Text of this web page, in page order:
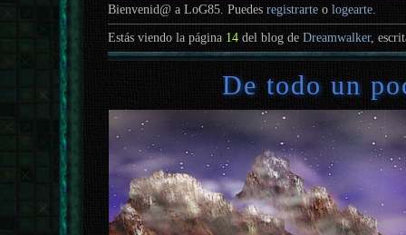
Bienvenid@ a LoG85. Puedesregistrarte ologearte.
Estás viendo la página 14 del blog deDreamwalker,
De todo un